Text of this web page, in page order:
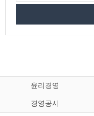
윤리경영
경영공시